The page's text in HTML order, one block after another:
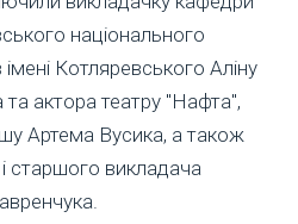
національного
Котляревського Аліну
актора театру "Нафта",
Артема Вусика, а також
старшого викладача